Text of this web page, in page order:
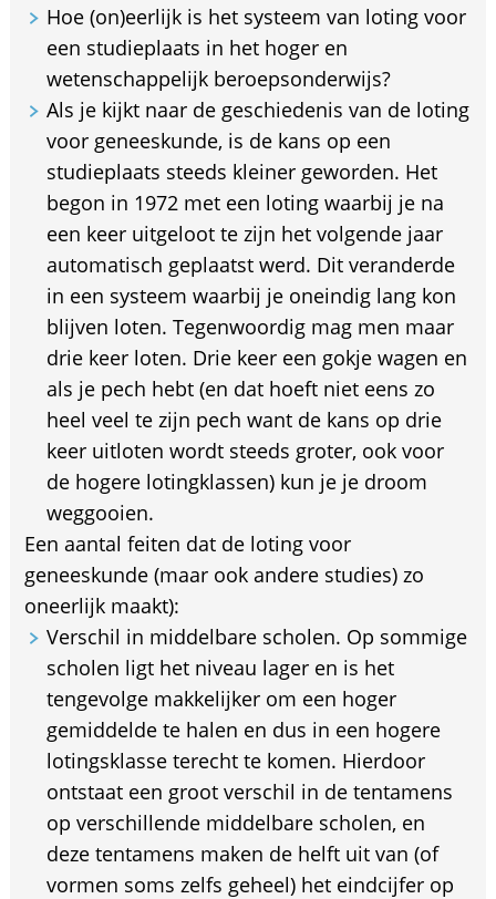
Hoe (on)eerlijk is het systeem van loting voor
een studieplaats in het hoger en
wetenschappelijk beroepsonderwijs?
Als je kijkt naar de geschiedenis van de loting
voor geneeskunde, is de kans op een
studieplaats steeds kleiner geworden. Het
begon in 1972 met een loting waarbij je na
een keer uitgeloot te zijn het volgende jaar
automatisch geplaatst werd. Dit veranderde
in een systeem waarbij je oneindig lang kon
blijven loten. Tegenwoordig mag men maar
drie keer loten. Drie keer een gokje wagen en
als je pech hebt (en dat hoeft niet eens zo
heel veel te zijn pech want de kans op drie
keer uitloten wordt steeds groter, ook voor
de hogere lotingklassen) kun je je droom
weggooien.
Een aantal feiten dat de loting voor
geneeskunde (maar ook andere studies) zo
oneerlijk maakt):
Verschil in middelbare scholen. Op sommige
scholen ligt het niveau lager en is het
tengevolge makkelijker om een hoger
gemiddelde te halen en dus in een hogere
lotingsklasse terecht te komen. Hierdoor
ontstaat een groot verschil in de tentamens
op verschillende middelbare scholen, en
deze tentamens maken de helft uit van (of
vormen soms zelfs geheel) het eindcijfer op